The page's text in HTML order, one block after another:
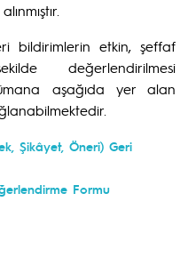
bildirimlerin etkin, şeffaf
değerlendirilmesi
aşağıda yer alan
Şikâyet, Öneri) Geri
Formu